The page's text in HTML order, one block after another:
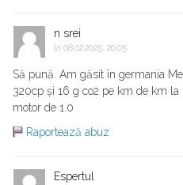
n srei
la 08.02.2025, 20:05
Să pună. Am găsit în germania
320cp și 16 g co2 pe km de km
motor de 1.0
Raportează abuz
Espertul